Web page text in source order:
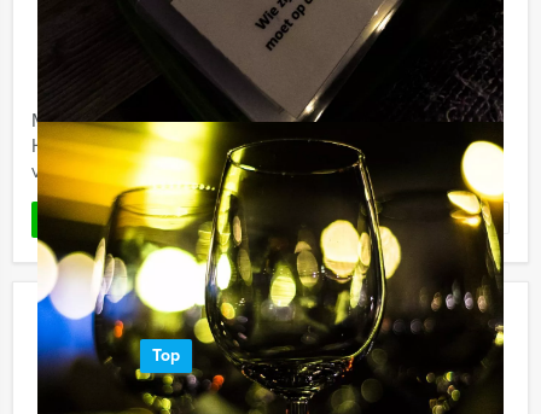
Apeldoorn
Vanaf € 64,50 p.p. excl. BTW
Vanaf 12 personen ‐ 4 uur en 30 minuten
Maak kennis met de Empire City Dinner game van
Holland Tour Guides in Apeldoorn: een hypermodern,
virtueel GPS spel, mét een 3-gangen diner.
LEES MEER Favoriet
Crazy 88! Breda
Top
Vanaf€ 22,50 p.p. excl. BTW